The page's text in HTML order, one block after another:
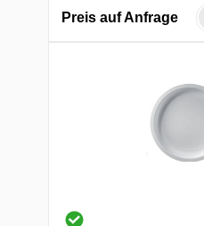
Preis auf Anfrage